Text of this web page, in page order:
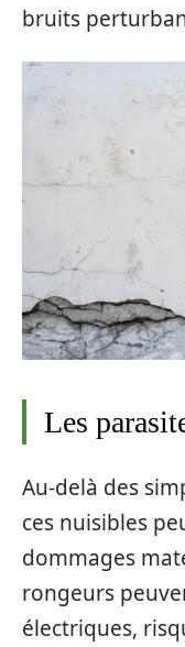
bruits
Les
Au-delà des
ces nuisibles
dommages
rongeurs
électriques,